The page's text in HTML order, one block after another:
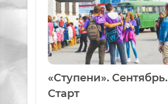
«Ступени». Сентябрь.
Старт